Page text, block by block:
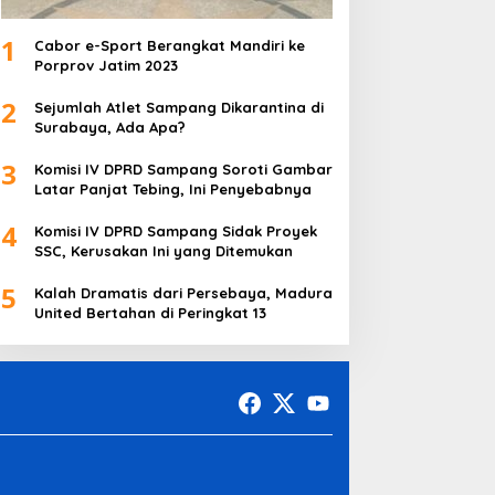
1
Cabor e-Sport Berangkat Mandiri ke
Porprov Jatim 2023
2
Sejumlah Atlet Sampang Dikarantina di
Surabaya, Ada Apa?
3
Komisi IV DPRD Sampang Soroti Gambar
Latar Panjat Tebing, Ini Penyebabnya
4
Komisi IV DPRD Sampang Sidak Proyek
SSC, Kerusakan Ini yang Ditemukan
5
Kalah Dramatis dari Persebaya, Madura
United Bertahan di Peringkat 13